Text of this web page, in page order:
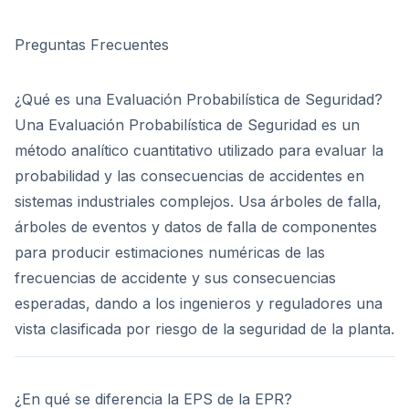
Preguntas Frecuentes
¿Qué es una Evaluación Probabilística de Seguridad?
Una Evaluación Probabilística de Seguridad es un
método analítico cuantitativo utilizado para evaluar la
probabilidad y las consecuencias de accidentes en
sistemas industriales complejos. Usa árboles de falla,
árboles de eventos y datos de falla de componentes
para producir estimaciones numéricas de las
frecuencias de accidente y sus consecuencias
esperadas, dando a los ingenieros y reguladores una
vista clasificada por riesgo de la seguridad de la planta.
¿En qué se diferencia la EPS de la EPR?